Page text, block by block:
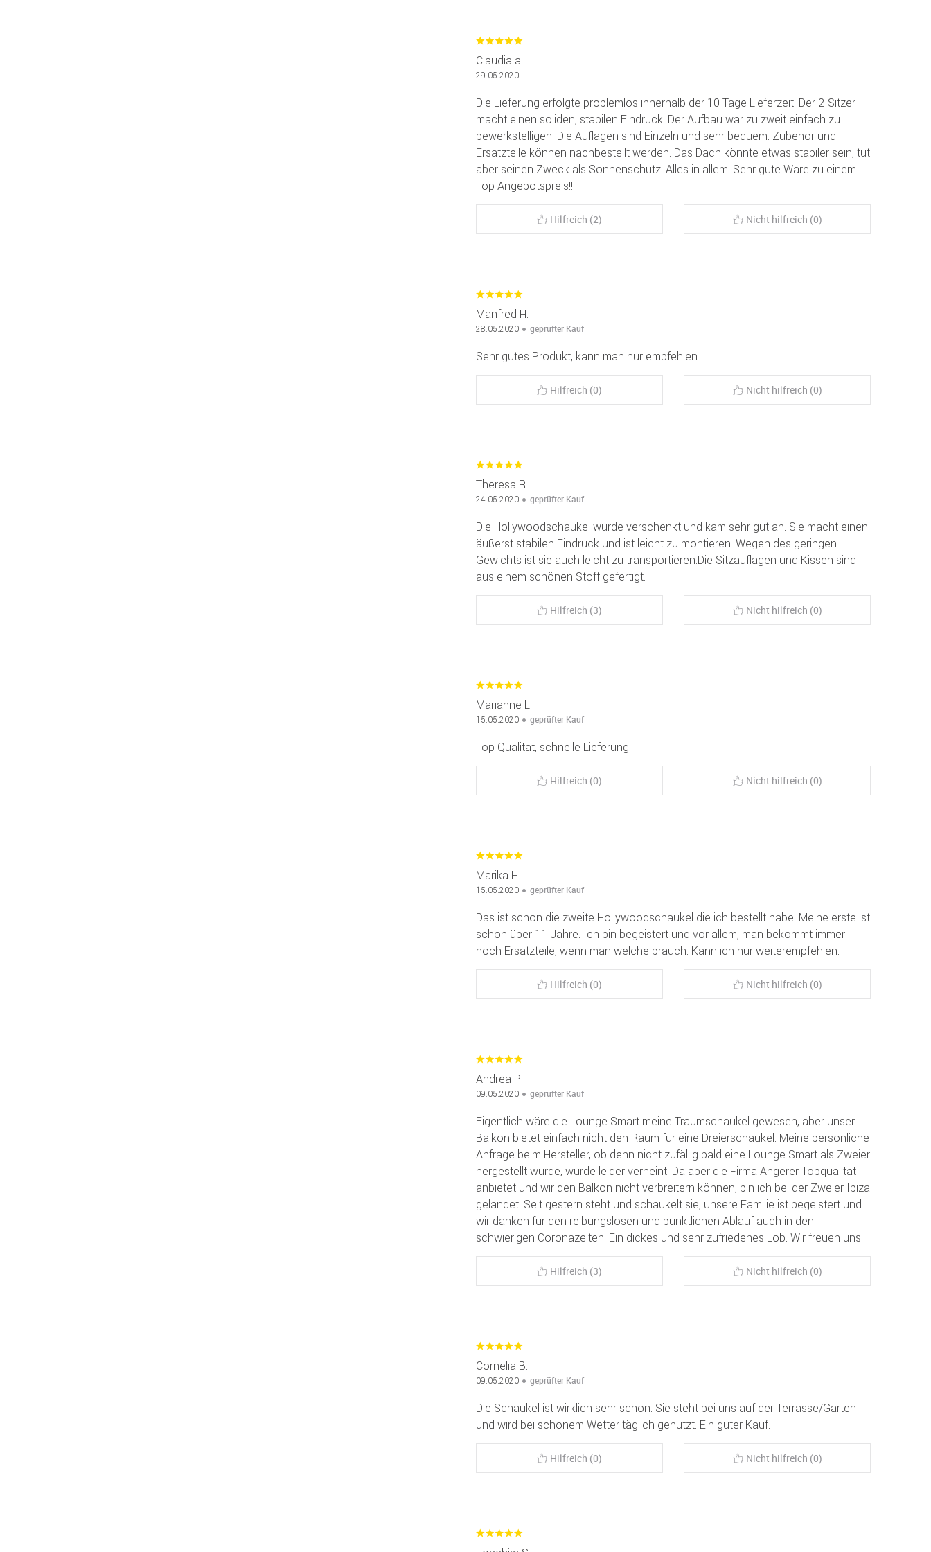
Claudia a.
29.05.2020
Die Lieferung erfolgte problemlos innerhalb der 10 Tage Lieferzeit. Der 2-Sitzer
macht einen soliden, stabilen Eindruck. Der Aufbau war zu zweit einfach zu
bewerkstelligen. Die Auflagen sind Einzeln und sehr bequem. Zubehör und
Ersatzteile können nachbestellt werden. Das Dach könnte etwas stabiler sein, tut
aber seinen Zweck als Sonnenschutz. Alles in allem: Sehr gute Ware zu einem
Top Angebotspreis!!
Hilfreich (2) Nicht hilfreich (0)
Manfred H.
28.05.2020 geprüfter Kauf
Sehr gutes Produkt, kann man nur empfehlen
Hilfreich (0) Nicht hilfreich (0)
Theresa R.
24.05.2020 geprüfter Kauf
Die Hollywoodschaukel wurde verschenkt und kam sehr gut an. Sie macht einen
äußerst stabilen Eindruck und ist leicht zu montieren. Wegen des geringen
Gewichts ist sie auch leicht zu transportieren.Die Sitzauflagen und Kissen sind
aus einem schönen Stoff gefertigt.
Hilfreich (3) Nicht hilfreich (0)
Marianne L.
15.05.2020 geprüfter Kauf
Top Qualität, schnelle Lieferung
Hilfreich (0) Nicht hilfreich (0)
Marika H.
15.05.2020 geprüfter Kauf
Das ist schon die zweite Hollywoodschaukel die ich bestellt habe. Meine erste ist
schon über 11 Jahre. Ich bin begeistert und vor allem, man bekommt immer
noch Ersatzteile, wenn man welche brauch. Kann ich nur weiterempfehlen.
Hilfreich (0) Nicht hilfreich (0)
Andrea P.
09.05.2020 geprüfter Kauf
Eigentlich wäre die Lounge Smart meine Traumschaukel gewesen, aber unser
Balkon bietet einfach nicht den Raum für eine Dreierschaukel. Meine persönliche
Anfrage beim Hersteller, ob denn nicht zufällig bald eine Lounge Smart als Zweier
hergestellt würde, wurde leider verneint. Da aber die Firma Angerer Topqualität
anbietet und wir den Balkon nicht verbreitern können, bin ich bei der Zweier Ibiza
gelandet. Seit gestern steht und schaukelt sie, unsere Familie ist begeistert und
wir danken für den reibungslosen und pünktlichen Ablauf auch in den
schwierigen Coronazeiten. Ein dickes und sehr zufriedenes Lob. Wir freuen uns!
Hilfreich (3) Nicht hilfreich (0)
Cornelia B.
09.05.2020 geprüfter Kauf
Die Schaukel ist wirklich sehr schön. Sie steht bei uns auf der Terrasse/Garten
und wird bei schönem Wetter täglich genutzt. Ein guter Kauf.
Hilfreich (0) Nicht hilfreich (0)